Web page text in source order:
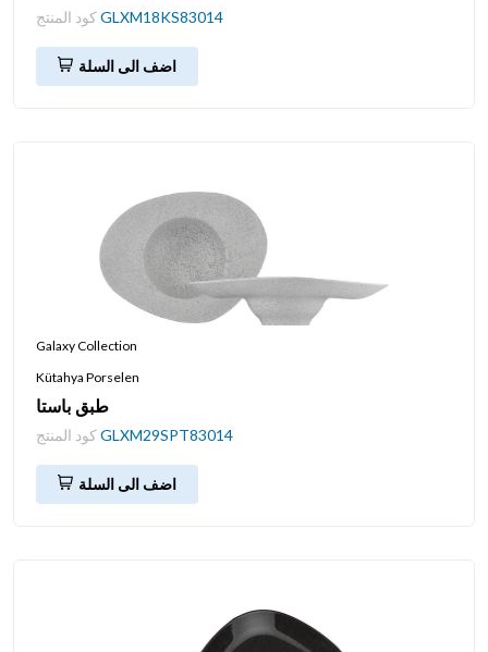
GLXM18KS83014
اضف الى السلة
Galaxy Collection
Kütahya Porselen
طبق باستا
GLXM29SPT83014
اضف الى السلة